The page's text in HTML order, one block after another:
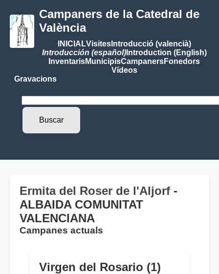
Campaners de la Catedral de
València
INICIALVisitesIntroducció (valencià)
Introducción (español)Introduction (English)
InventarisMunicipisCampanersFonedors
Vídeos
Gravacions
Ermita del Roser de l'Aljorf -
ALBAIDA COMUNITAT
VALENCIANA
Campanes actuals
Virgen del Rosario (1)